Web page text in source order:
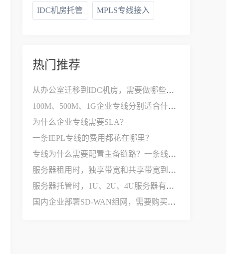
IDC机房托管 MPLS专线接入
热门推荐
从办公室迁移到IDC机房，需要做哪些网络改造？
100M、500M、1G企业专线分别适合什么公司？
为什么企业专线需要SLA？
一条IEPL专线的费用都花在哪里？
专线为什么需要配置主备链路？一条线路不够用吗？
服务器租用时，独享带宽和共享带宽到底有什么区别？
服务器托管时，1U、2U、4U服务器有什么区别？
国内企业部署SD-WAN组网，需要购买哪些设备和服务？